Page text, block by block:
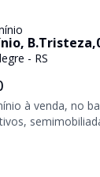
vagas
- RS
no bairro Tristeza,
do
garagem, sendo
03 dormitórios,